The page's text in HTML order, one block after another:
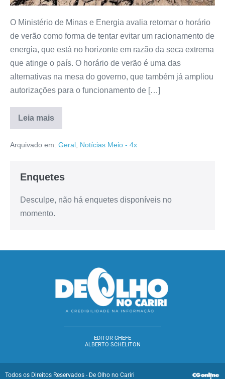
O Ministério de Minas e Energia avalia retomar o horário
de verão como forma de tentar evitar um racionamento de
energia, que está no horizonte em razão da seca extrema
que atinge o país. O horário de verão é uma das
alternativas na mesa do governo, que também já ampliou
autorizações para o funcionamento de […]
Leia mais
Arquivado em: Geral Notícias Meio - 4x
Enquetes
Desculpe, não há enquetes disponíveis no
momento.
EDITOR CHEFE
ALBERTO SCHELITON
Todos os Direitos Reservados - De Olho no Cariri